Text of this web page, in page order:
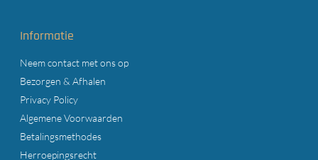
Informatie
Neem contact met ons op
Bezorgen & Afhalen
Privacy Policy
Algemene Voorwaarden
Betalingsmethodes
Herroepingsrecht